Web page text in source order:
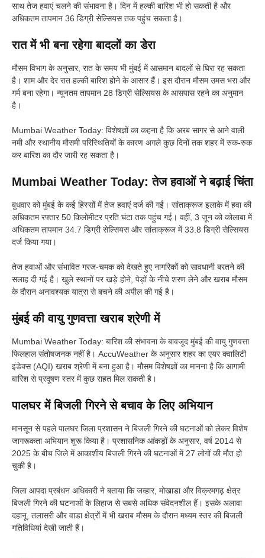
साथ तेज हवाएं चलने की संभावना है। दिन में हल्की बारिश भी हो सकती है और
अधिकतम तापमान 36 डिग्री सेल्सियस तक पहुंच सकता है।
रात में भी बना रहेगा बादलों का डेरा
मौसम विभाग के अनुसार, रात के समय भी मुंबई में आसमान बादलों से घिरा रह सकता
है। शाम और देर रात हल्की बारिश होने के आसार हैं। इस दौरान मौसम उमस भरा और
गर्म बना रहेगा। न्यूनतम तापमान 28 डिग्री सेल्सियस के आसपास रहने का अनुमान
है।
Mumbai Weather Today: विशेषज्ञों का कहना है कि अरब सागर से आने वाली
नमी और स्थानीय मौसमी परिस्थितियों के कारण अगले कुछ दिनों तक शहर में रुक-रुक
कर बारिश का दौर जारी रह सकता है।
Mumbai Weather Today: तेज हवाओं ने बढ़ाई चिंता
बुधवार को मुंबई के कई हिस्सों में तेज हवाएं दर्ज की गईं। सांताक्रूज इलाके में हवा की
अधिकतम रफ्तार 50 किलोमीटर प्रति घंटा तक पहुंच गई। वहीं, 3 जून को कोलाबा में
अधिकतम तापमान 34.7 डिग्री सेल्सियस और सांताक्रूज में 33.8 डिग्री सेल्सियस
दर्ज किया गया।
तेज हवाओं और संभावित गरज-चमक को देखते हुए नागरिकों को सावधानी बरतने की
सलाह दी गई है। खुले स्थानों पर खड़े होने, पेड़ों के नीचे शरण लेने और खराब मौसम
के दौरान अनावश्यक यात्रा से बचने की अपील की गई है।
मुंबई की वायु गुणवत्ता खराब श्रेणी में
Mumbai Weather Today: बारिश की संभावना के बावजूद मुंबई की वायु गुणवत्ता
फिलहाल संतोषजनक नहीं है। AccuWeather के अनुसार शहर का एयर क्वालिटी
इंडेक्स (AQI) खराब श्रेणी में बना हुआ है। मौसम विशेषज्ञों का मानना है कि आगामी
बारिश से प्रदूषण स्तर में कुछ राहत मिल सकती है।
पालघर में बिजली गिरने से बचाव के लिए अभियान
मानसून से पहले पालघर जिला प्रशासन ने बिजली गिरने की घटनाओं को लेकर विशेष
जागरूकता अभियान शुरू किया है। प्रशासनिक आंकड़ों के अनुसार, वर्ष 2014 से
2025 के बीच जिले में आकाशीय बिजली गिरने की घटनाओं में 27 लोगों की मौत हो
चुकी है।
जिला आपदा प्रबंधन अधिकारी ने बताया कि जव्हार, मोखाडा और विक्रमगढ़ क्षेत्र
बिजली गिरने की घटनाओं के लिहाज से सबसे अधिक संवेदनशील हैं। इसके अलावा
दहानू, तलासरी और वाडा क्षेत्रों में भी खराब मौसम के दौरान मध्यम स्तर की बिजली
गतिविधियां देखी जाती हैं।